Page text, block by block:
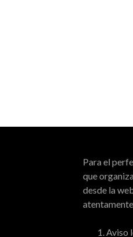
Para el
que
desde la
Aviso